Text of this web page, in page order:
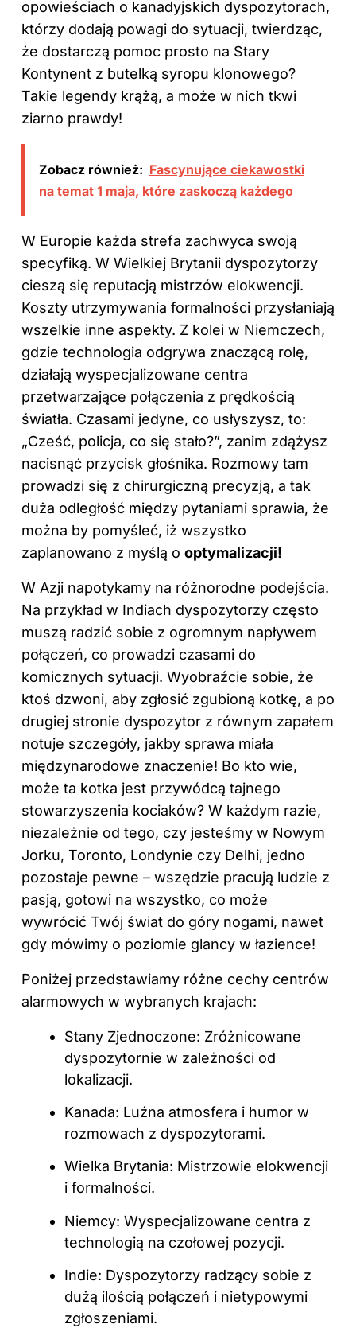
opowieściach o kanadyjskich dyspozytorach,
którzy dodają powagi do sytuacji, twierdząc,
że dostarczą pomoc prosto na Stary
Kontynent z butelką syropu klonowego?
Takie legendy krążą, a może w nich tkwi
ziarno prawdy!
Zobacz również: Fascynujące ciekawostki
na temat 1 maja, które zaskoczą każdego
W Europie każda strefa zachwyca swoją
specyfiką. W Wielkiej Brytanii dyspozytorzy
cieszą się reputacją mistrzów elokwencji.
Koszty utrzymywania formalności przysłaniają
wszelkie inne aspekty. Z kolei w Niemczech,
gdzie technologia odgrywa znaczącą rolę,
działają wyspecjalizowane centra
przetwarzające połączenia z prędkością
światła. Czasami jedyne, co usłyszysz, to:
„Cześć, policja, co się stało?”, zanim zdążysz
nacisnąć przycisk głośnika. Rozmowy tam
prowadzi się z chirurgiczną precyzją, a tak
duża odległość między pytaniami sprawia, że
można by pomyśleć, iż wszystko
zaplanowano z myślą o optymalizacji!
W Azji napotykamy na różnorodne podejścia.
Na przykład w Indiach dyspozytorzy często
muszą radzić sobie z ogromnym napływem
połączeń, co prowadzi czasami do
komicznych sytuacji. Wyobraźcie sobie, że
ktoś dzwoni, aby zgłosić zgubioną kotkę, a po
drugiej stronie dyspozytor z równym zapałem
notuje szczegóły, jakby sprawa miała
międzynarodowe znaczenie! Bo kto wie,
może ta kotka jest przywódcą tajnego
stowarzyszenia kociaków? W każdym razie,
niezależnie od tego, czy jesteśmy w Nowym
Jorku, Toronto, Londynie czy Delhi, jedno
pozostaje pewne – wszędzie pracują ludzie z
pasją, gotowi na wszystko, co może
wywrócić Twój świat do góry nogami, nawet
gdy mówimy o poziomie glancy w łazience!
Poniżej przedstawiamy różne cechy centrów
alarmowych w wybranych krajach:
Stany Zjednoczone: Zróżnicowane
dyspozytornie w zależności od
lokalizacji.
Kanada: Luźna atmosfera i humor w
rozmowach z dyspozytorami.
Wielka Brytania: Mistrzowie elokwencji
i formalności.
Niemcy: Wyspecjalizowane centra z
technologią na czołowej pozycji.
Indie: Dyspozytorzy radzący sobie z
dużą ilością połączeń i nietypowymi
zgłoszeniami.